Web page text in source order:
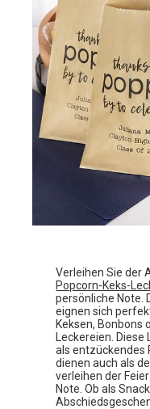
Verleihen Sie der
Popcorn-Keks-
persönliche Note.
eignen sich
Keksen, Bonbons
Leckereien. Diese
als entzückendes
dienen auch als
verleihen der
Note. Ob als